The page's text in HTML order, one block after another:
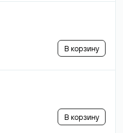
В корзину
В корзину